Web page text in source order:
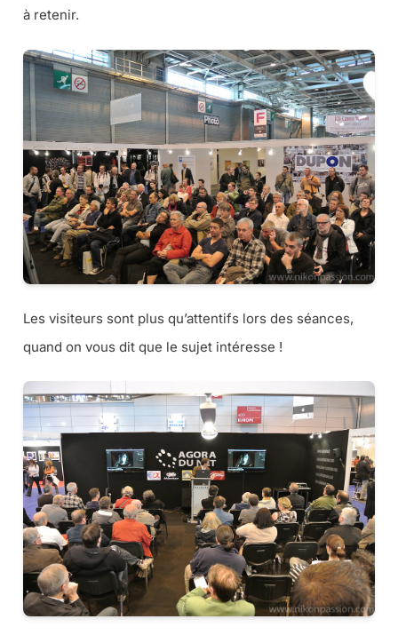
à retenir.
Les visiteurs sont plus qu’attentifs lors des séances,
quand on vous dit que le sujet intéresse !